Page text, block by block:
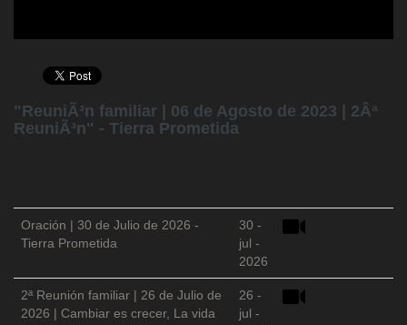
"ReuniÃ³n familiar | 06 de Agosto de 2023 | 2Âª
ReuniÃ³n" - Tierra Prometida
Oración | 30 de Julio de 2026 -
Tierra Prometida
30 -
jul -
2026
2ª Reunión familiar | 26 de Julio de
2026 | Cambiar es crecer, La vida
26 -
jul -